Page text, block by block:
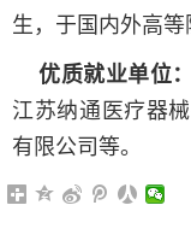
生，于国内外高等
优质就业单位：
江苏纳通医疗器
有限公司等。